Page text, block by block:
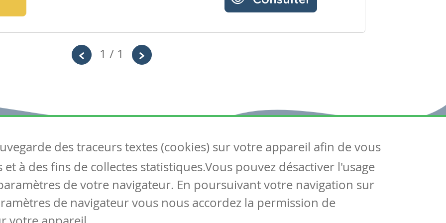
1 / 1
Articles
Tous les articles
Articles DYS
Circulaires
Suivez-nous
Contactez-nous
Soutien scolaire
des traceurs textes (cookies) sur votre appareil afin de vous
à des fins de collectes statistiques.Vous pouvez désactiver l'usage
de votre navigateur. En poursuivant votre navigation sur
de navigateur vous nous accordez la permission de